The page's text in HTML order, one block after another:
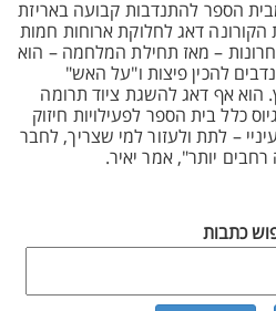
הספר להתנדבות קבועה באריזת
הקורונה דאג לחלוקת ארוחות חמות
– מאז תחילת המלחמה – הוא
להכין פיצות ו"על האש"
הוא אף דאג להשגת ציוד תרומה
כלל בית הספר לפעילויות חיזוק
– לתת ולעזור למי שצריך, לחבר
רחבים יותר", אמר יאיר.
כתבות